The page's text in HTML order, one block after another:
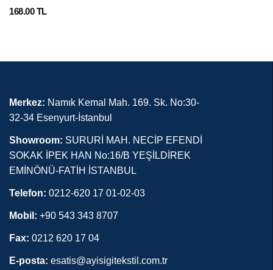
168.00 TL
Merkez: Namık Kemal Mah. 169. Sk. No:30-
32-34 Esenyurt-İstanbul
Showroom: SURURİ MAH. NECİP EFENDİ
SOKAK İPEK HAN No:16/B YEŞİLDİREK
EMİNÖNÜ-FATİH İSTANBUL
Telefon: 0212-620 17 01-02-03
Mobil: +90 543 343 8707
Fax: 0212 620 17 04
E-posta: esatis@ayisigitekstil.com.tr